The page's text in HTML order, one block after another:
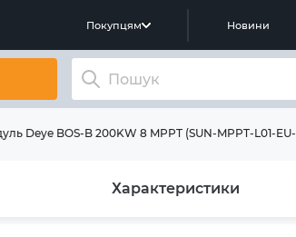
Покупцям Новини
Deye BOS-B 200KW 8 MPPT (SUN-MPPT-L01-
Характеристики